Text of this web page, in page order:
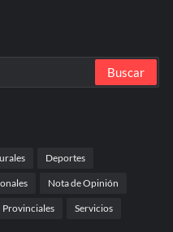
Deportes
Nota de Opinión
Provinciales Servicios